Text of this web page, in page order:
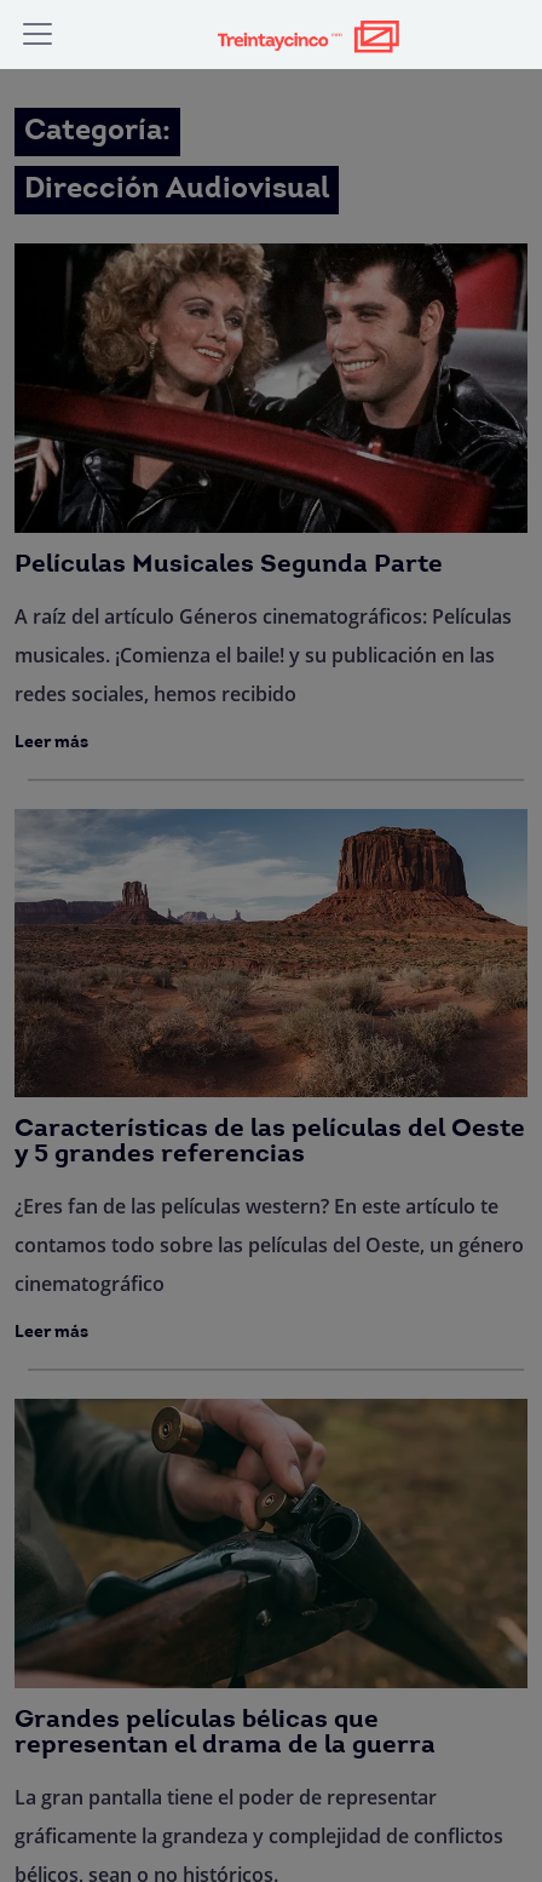
Categoría:
Dirección Audiovisual
Películas Musicales Segunda Parte
A raíz del artículo Géneros cinematográficos: Películas
musicales. ¡Comienza el baile! y su publicación en las
redes sociales, hemos recibido
Leer más
Características de las películas del Oeste
y 5 grandes referencias
¿Eres fan de las películas western? En este artículo te
contamos todo sobre las películas del Oeste, un género
cinematográfico
Leer más
Grandes películas bélicas que
representan el drama de la guerra
La gran pantalla tiene el poder de representar
gráficamente la grandeza y complejidad de conflictos
bélicos, sean o no históricos.